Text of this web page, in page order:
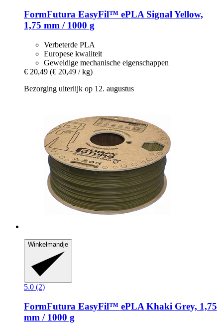
FormFutura EasyFil™ ePLA Signal Yellow,
1,75 mm / 1000 g
Verbeterde PLA
Europese kwaliteit
Geweldige mechanische eigenschappen
€ 20,49 (€ 20,49 / kg)
Bezorging uiterlijk op 12. augustus
Winkelmandje
5.0 (2)
FormFutura EasyFil™ ePLA Khaki Grey, 1,75
mm / 1000 g